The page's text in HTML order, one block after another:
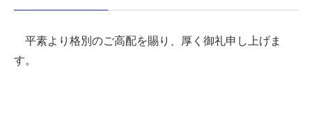
平素より格別のご高配を賜り、厚く御礼申し上げま
す。